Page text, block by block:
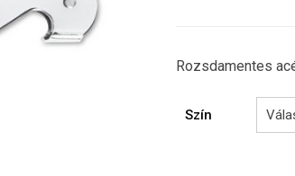
Rozsdamentes
Szín